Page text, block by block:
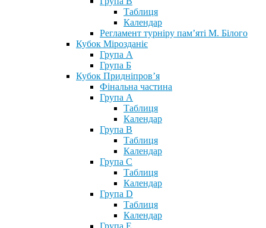
Таблиця
Календар
Регламент турніру пам’яті М. Білого
Кубок Мірозданіє
Група А
Група Б
Кубок Придніпров’я
Фінальна частина
Група А
Таблиця
Календар
Група В
Таблиця
Календар
Група С
Таблиця
Календар
Група D
Таблиця
Календар
Група Е